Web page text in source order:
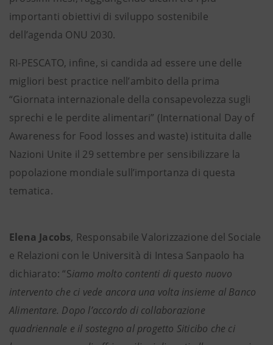
importanti obiettivi di sviluppo sostenibile
dell’agenda ONU 2030.
RI-PESCATO, infine, si candida ad essere une delle
migliori best practice nell’ambito della prima
“Giornata internazionale della consapevolezza sugli
sprechi e le perdite alimentari” (International Day of
Awareness for Food losses and waste) istituita dalle
Nazioni Unite il 29 settembre per sensibilizzare la
popolazione mondiale sull’importanza di questa
tematica.
Elena Jacobs, Responsabile Valorizzazione del Sociale
e Relazioni con le Università di Intesa Sanpaolo ha
dichiarato: “Siamo molto contenti di questo nuovo
intervento che ci vede ancora una volta insieme al Banco
Alimentare. Dopo l’accordo di collaborazione
quadriennale e il sostegno al progetto Siticibo che ci